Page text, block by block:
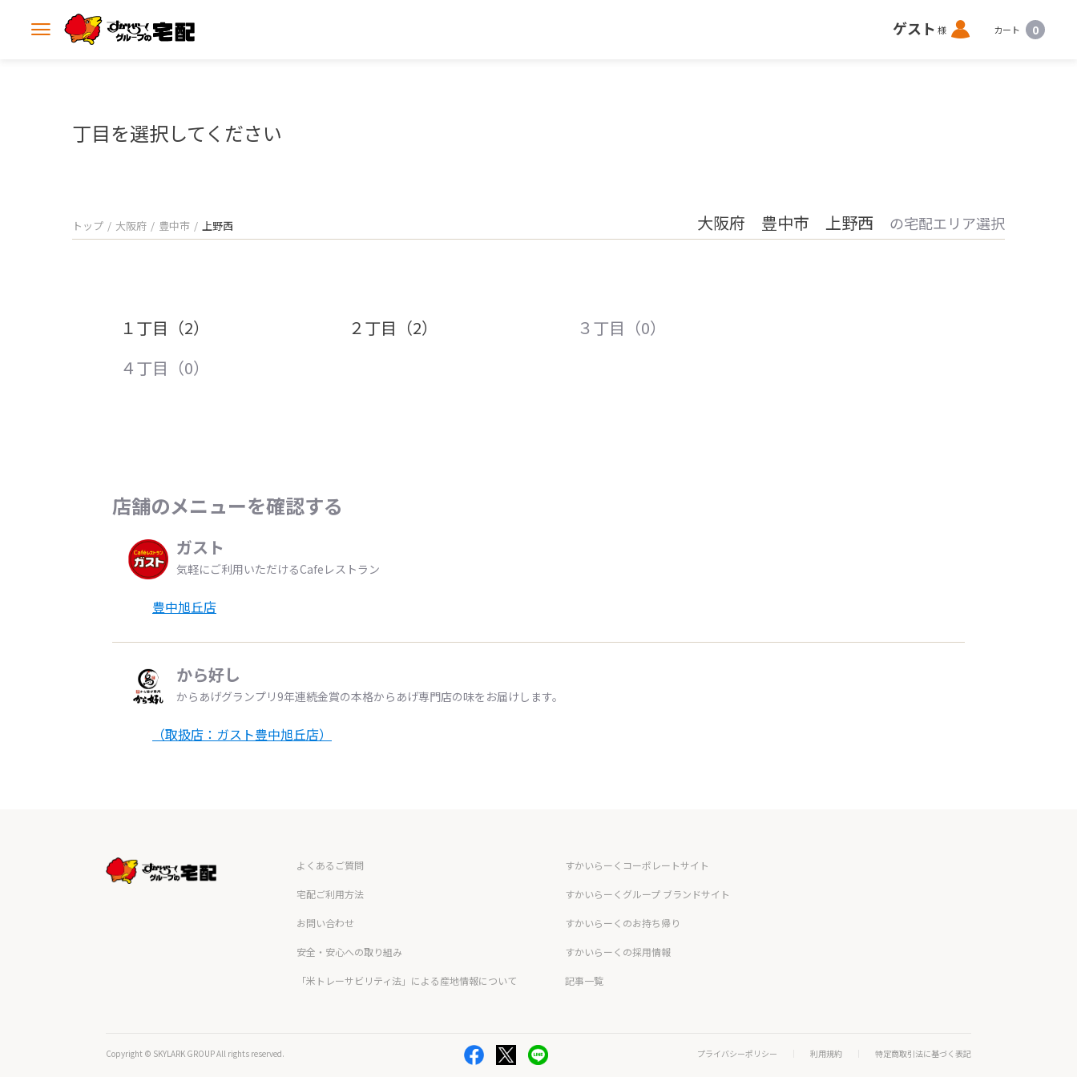
メ
ゲスト 様 ロ
グ
カート 0
丁目を選択してください
トップ 大阪府 豊中市 上野西 大阪府 豊中市 上野西 の宅配エリア選択
１丁目（2） ２丁目（2）
３丁目（0）
４丁目（0）
店舗のメニューを確認する
ガスト
気軽にご利用いただけるCafeレストラン
豊中旭丘店
から好し
からあげグランプリ9年連続金賞の本格からあげ専門店の味をお届けします。
（取扱店：ガスト豊中旭丘店）
よくあるご質問
宅配ご利用方法
お問い合わせ
安全・安心への取り組み
「米トレーサビリティ法」による産地情報について
すかいらーくコーポレートサイト
すかいらーくグループ ブランドサイト
すかいらーくのお持ち帰り
すかいらーくの採用情報
記事一覧
Copyright © SKYLARK GROUP All rights reserved. プライバシーポリシー 利用規約 特定商取引法に基づく表記